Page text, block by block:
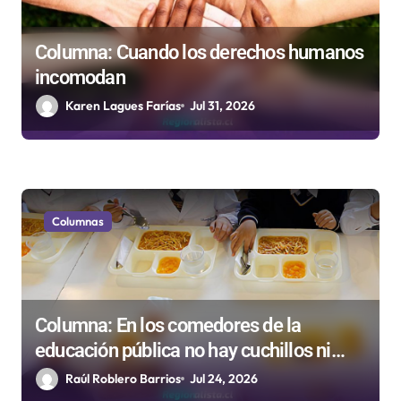
a
a
Columna: Cuando los derechos humanos
incomodan
Karen Lagues Farías Jul 31, 2026
Columnas
Columna: En los comedores de la
educación pública no hay cuchillos ni
tenedores
Raúl Roblero Barrios Jul 24, 2026